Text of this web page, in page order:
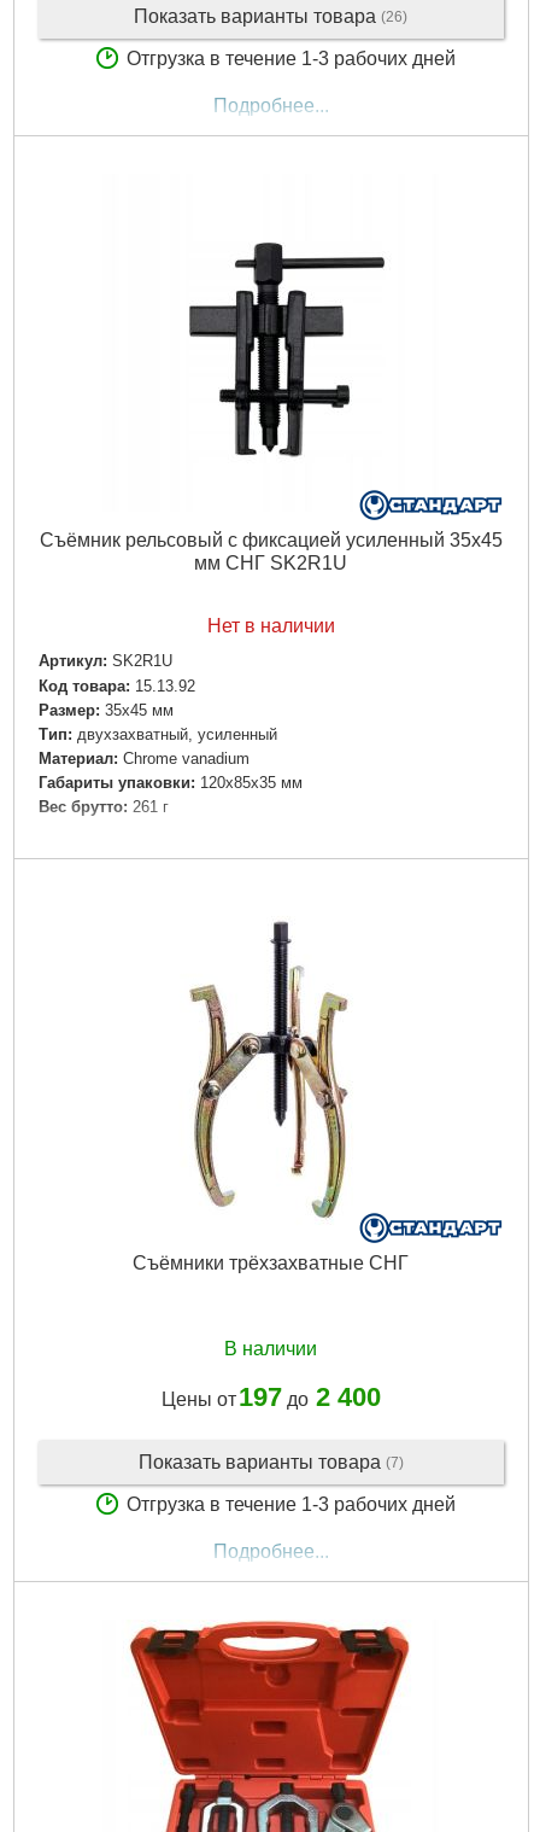
Показать варианты товара (26)
Отгрузка в течение 1-3 рабочих дней
Подробнее...
Съёмник рельсовый с фиксацией усиленный 35х45
мм СНГ SK2R1U
Нет в наличии
Артикул: SK2R1U
Код товара: 15.13.92
Размер: 35х45 мм
Тип: двухзахватный, усиленный
Материал: Chrome vanadium
Габариты упаковки: 120x85x35 мм
Вес брутто: 261 г
Подробнее...
Съёмники трёхзахватные СНГ
В наличии
Цены от 197 до 2 400
Показать варианты товара (7)
Отгрузка в течение 1-3 рабочих дней
Подробнее...